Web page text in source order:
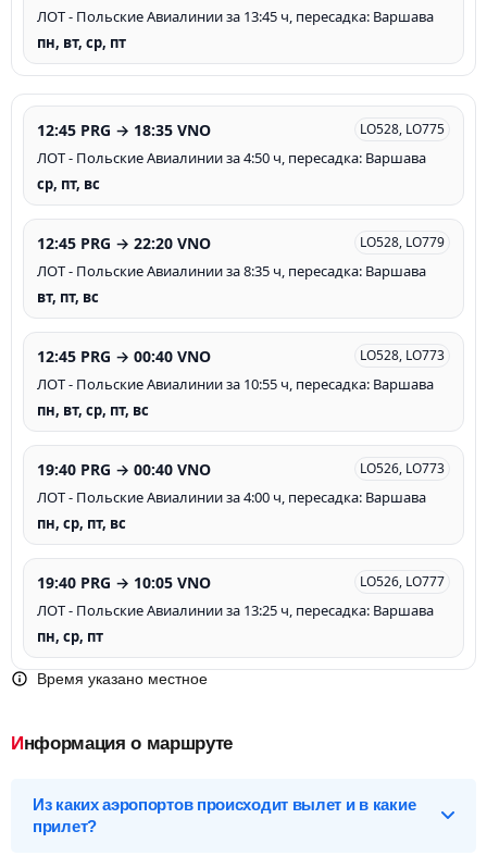
ЛОТ - Польские Авиалинии за 13:45 ч, пересадка: Варшава
пн, вт, ср, пт
12:45 PRG → 18:35 VNO LO528, LO775
ЛОТ - Польские Авиалинии за 4:50 ч, пересадка: Варшава
ср, пт, вс
12:45 PRG → 22:20 VNO LO528, LO779
ЛОТ - Польские Авиалинии за 8:35 ч, пересадка: Варшава
вт, пт, вс
12:45 PRG → 00:40 VNO LO528, LO773
ЛОТ - Польские Авиалинии за 10:55 ч, пересадка: Варшава
пн, вт, ср, пт, вс
19:40 PRG → 00:40 VNO LO526, LO773
ЛОТ - Польские Авиалинии за 4:00 ч, пересадка: Варшава
пн, ср, пт, вс
19:40 PRG → 10:05 VNO LO526, LO777
ЛОТ - Польские Авиалинии за 13:25 ч, пересадка: Варшава
пн, ср, пт
Время указано местное
Информация о маршруте
Из каких аэропортов происходит вылет и в какие
прилет?